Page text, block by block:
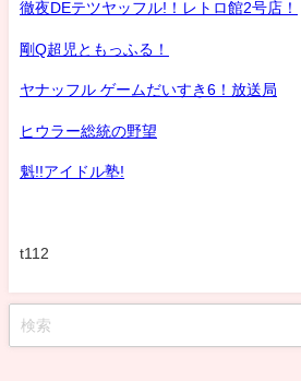
徹夜DEテツヤッフル!！レトロ館2号店！
剛Q超児ともっふる！
ヤナッフル ゲームだいすき6！放送局
ヒウラー総統の野望
魁!!アイドル塾!
t112